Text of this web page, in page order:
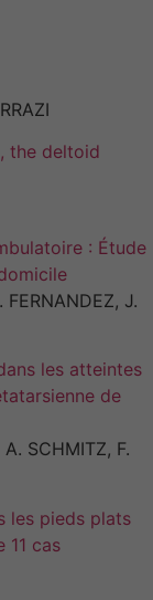
the deltoid
: Étude
FERNANDEZ, J.
les atteintes
de
SCHMITZ, F.
les pieds plats
11 cas
lors de
visite. Si
refusez
et